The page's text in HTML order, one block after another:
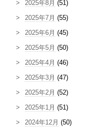
2025年8月 (51)
2025年7月 (55)
2025年6月 (45)
2025年5月 (50)
2025年4月 (46)
2025年3月 (47)
2025年2月 (52)
2025年1月 (51)
2024年12月 (50)